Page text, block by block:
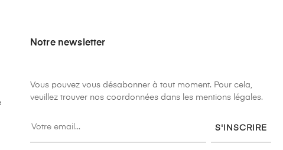
Notre newsletter
Vous pouvez vous désabonner à tout moment. Pour cela,
veuillez trouver nos coordonnées dans les mentions légales.
S'INSCRIRE